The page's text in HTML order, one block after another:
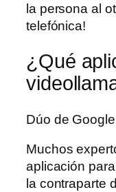
la persona al
telefónica!
¿Qué
Dúo de Google
Muchos
aplicación
la contraparte